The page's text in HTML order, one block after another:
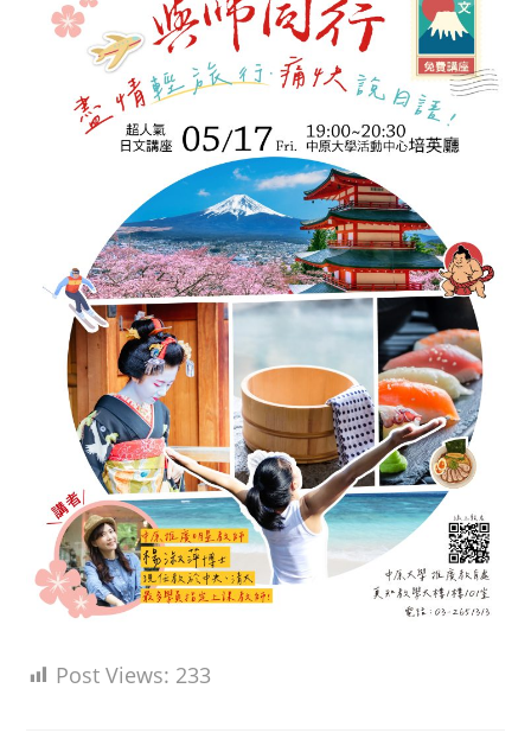
Post Views: 233